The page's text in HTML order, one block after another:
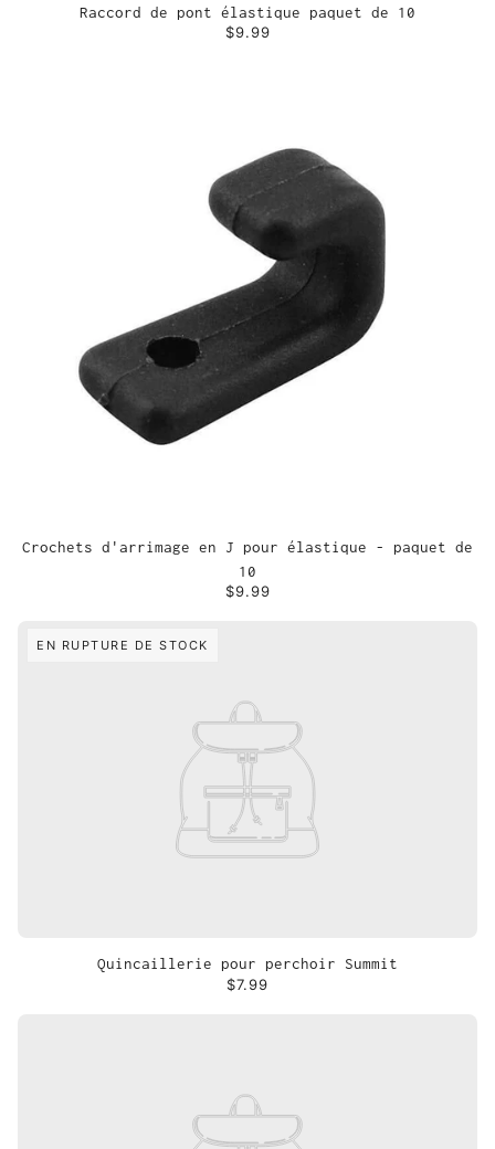
Raccord de pont élastique paquet de 10
$9.99
Crochets d'arrimage en J pour élastique - paquet de
10
$9.99
EN RUPTURE DE STOCK
Quincaillerie pour perchoir Summit
$7.99